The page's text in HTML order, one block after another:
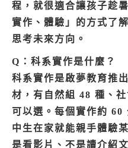
程，就很適合讓孩子趁
實作、體驗」的方式了
思考未來方向。
Q：科系實作是什麼？
科系實作是啟夢教育推
材，有自然組 48 種、
可以選。每個實作約 60
中生在家就能親手體驗
是看影片、不是讀介紹